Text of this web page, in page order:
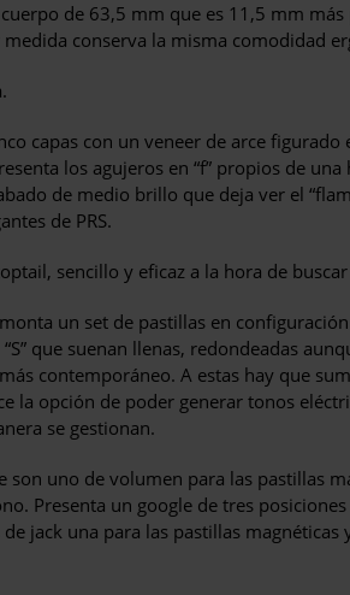
de 63,5 mm que es 11,5 mm
conserva la misma comodidad
capas con un veneer de arce figurado
los agujeros en “f” propios de
de medio brillo que deja ver el
de PRS.
sencillo y eficaz a la hora de
un set de pastillas en
que suenan llenas, redondeadas
contemporáneo. A estas hay que
la opción de poder generar tonos
se gestionan.
son uno de volumen para las pastillas
Presenta un google de tres
jack una para las pastillas magnéticas